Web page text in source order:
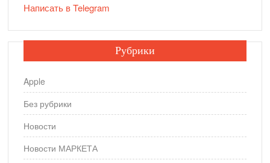
Написать в Telegram
Рубрики
Apple
Без рубрики
Новости
Новости МАРКЕТА